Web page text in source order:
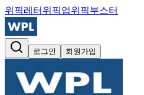
위픽레터 위픽업위픽부스터
로그인 회원가입